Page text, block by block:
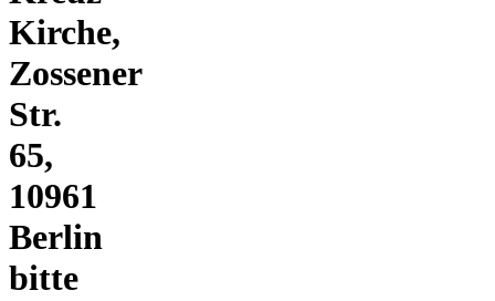
Kirche,
Zossener
Str.
65,
10961
Berlin
bitte